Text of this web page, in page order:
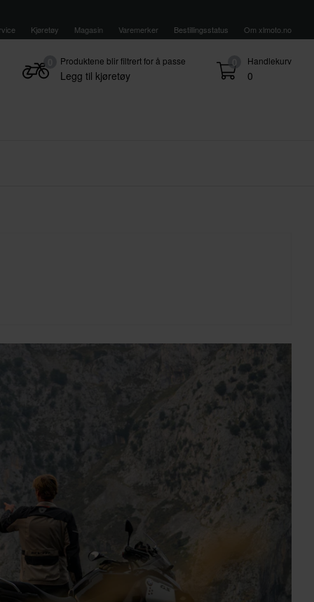
Kjøretøy Magasin Varemerker Bestillingsstatus Om xlmoto.no
0 Handlekurv
0
Produktene blir filtrert for å passe
Legg til kjøretøy